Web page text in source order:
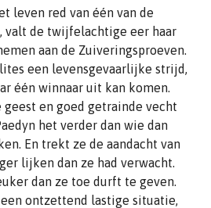
leven red van één van de
valt de twijfelachtige eer haar
aan de Zuiveringsproeven.
een levensgevaarlijke strijd,
één winnaar uit kan komen.
geest en goed getrainde vecht
het verder dan wie dan
En trekt ze de aandacht van
lijken dan ze had verwacht.
dan ze toe durft te geven.
ontzettend lastige situatie,